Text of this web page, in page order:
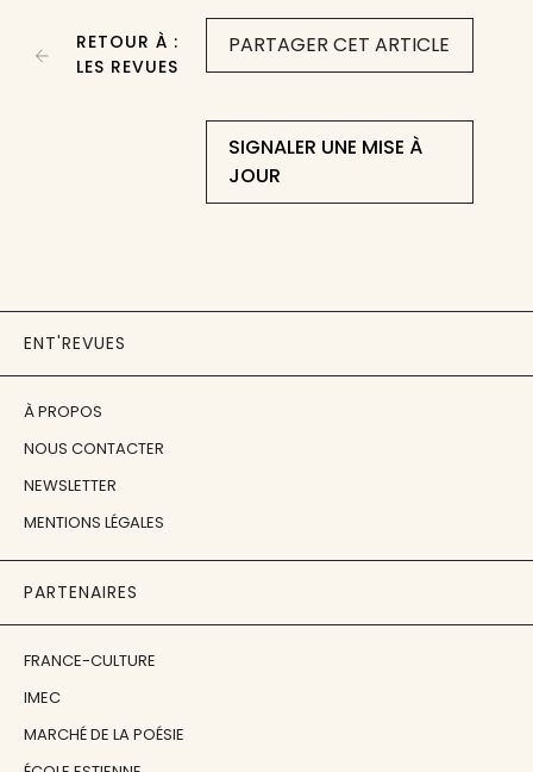
PARTAGER CET ARTICLE
SIGNALER UNE MISE À
JOUR
RETOUR À :
LES REVUES
ENT'REVUES
À PROPOS
NOUS CONTACTER
NEWSLETTER
MENTIONS LÉGALES
PARTENAIRES
FRANCE-CULTURE
IMEC
MARCHÉ DE LA POÉSIE